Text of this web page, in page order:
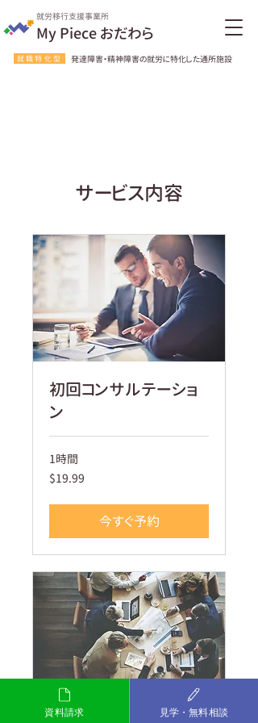
就労移行支援事業所
My Piece おだわら
就職特化型 発達障害・精神障害の就労に特化した通所施設
サービス内容
初回コンサルテーショ
ン
1時間
19.99
米
ル
$19.99
今すぐ予約
資料請求 見学・無料相談